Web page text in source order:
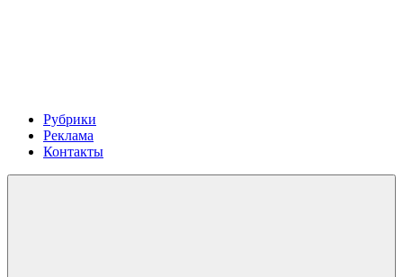
Рубрики
Реклама
Контакты